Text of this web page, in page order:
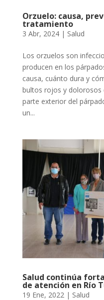
Orzuelo: causa,
tratamiento
3 Abr, 2024| Salud
Los orzuelos son
producen en los
causa, cuánto dura y
bultos rojos y dolorosos
parte exterior del
un...
Salud continúa
de atención en Río
19 Ene, 2022| Salud